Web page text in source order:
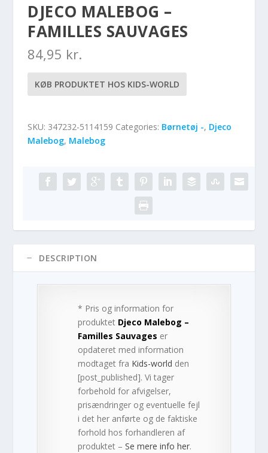
DJECO MALEBOG –
FAMILLES SAUVAGES
84,95 kr.
KØB PRODUKTET HOS KIDS-WORLD
SKU: 347232-5114159 Categories: Børnetøj -, Djeco
Malebog, Malebog
DESCRIPTION
* Pris og information for
produktet Djeco Malebog –
Familles Sauvages er
opdateret med information
modtaget fra Kids-world den
[post_published]. Vi tager
forbehold for afvigelser,
prisændringer og eventuelle fejl
i det her anførte og de faktiske
forhold hos forhandleren af
produktet –Se mere info her.